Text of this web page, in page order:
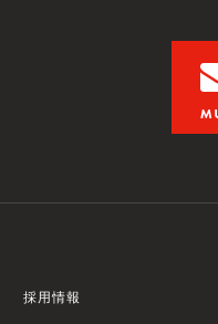
採用情報